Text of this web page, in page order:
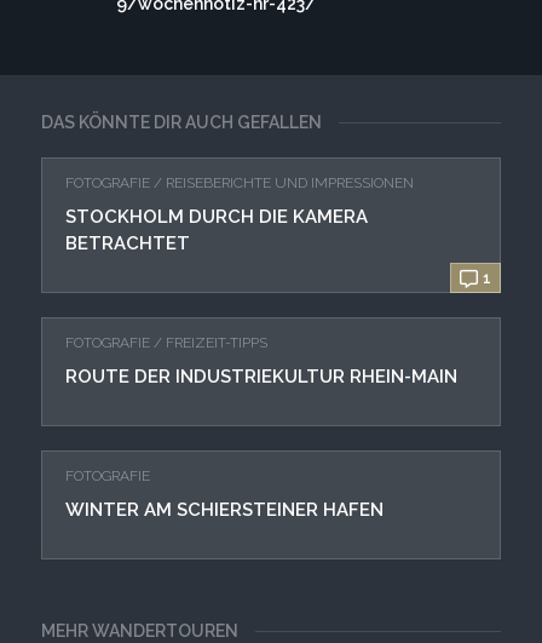
DAS KÖNNTE DIR AUCH GEFALLEN
1
FOTOGRAFIE / REISEBERICHTE UND IMPRESSIONEN
STOCKHOLM DURCH DIE KAMERA
BETRACHTET
FOTOGRAFIE / FREIZEIT-TIPPS
ROUTE DER INDUSTRIEKULTUR RHEIN-MAIN
FOTOGRAFIE
WINTER AM SCHIERSTEINER HAFEN
MEHR WANDERTOUREN
9/wochennotiz-nr-423/